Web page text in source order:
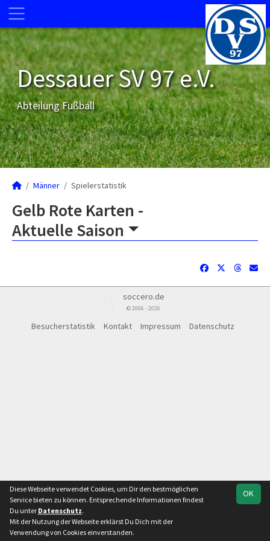
Dessauer SV 97 e.V.
Abteilung Fußball
Männer Spielerstatistik
Gelb Rote Karten -
Aktuelle Saison
soccero.de
© 2006 - 2026
Besucherstatistik Kontakt Impressum Datenschutz
OK
Diese Webseite verwendet Cookies, um Dir den bestmöglichen
Service bieten zu können. Entsprechende Informationen findest
Du unter Datenschutz.
Mit der Nutzung der Webseite erklärst Du Dich mit der
Verwendung von Cookies einverstanden.